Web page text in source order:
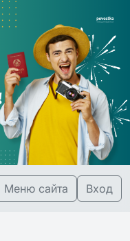
Меню сайта Вход